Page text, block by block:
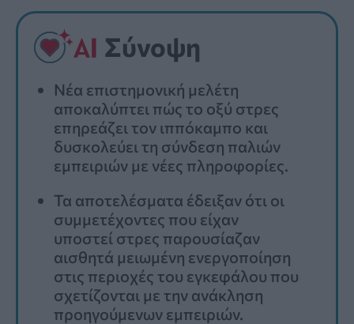
Σύνοψη
Νέα επιστημονική μελέτη
αποκαλύπτει πώς το οξύ στρες
επηρεάζει τον ιππόκαμπο και
δυσκολεύει τη σύνδεση παλιών
εμπειριών με νέες πληροφορίες.
Τα αποτελέσματα έδειξαν ότι οι
συμμετέχοντες που είχαν
υποστεί στρες παρουσίαζαν
αισθητά μειωμένη ενεργοποίηση
στις περιοχές του εγκεφάλου που
σχετίζονται με την ανάκληση
προηγούμενων εμπειριών.